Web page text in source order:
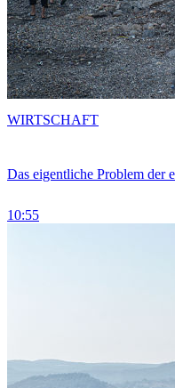
Das eigentliche Problem der
10:55
WIRTSCHAFT